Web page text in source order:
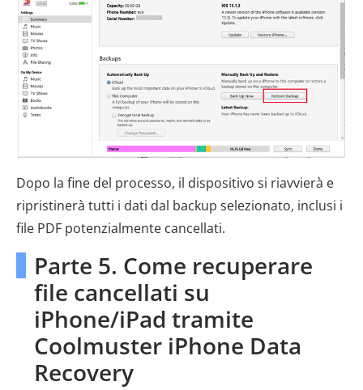
Dopo la fine del processo, il dispositivo si riavvierà e
ripristinerà tutti i dati dal backup selezionato, inclusi i
file PDF potenzialmente cancellati.
Parte 5. Come recuperare
file cancellati su
iPhone/iPad tramite
Coolmuster iPhone Data
Recovery